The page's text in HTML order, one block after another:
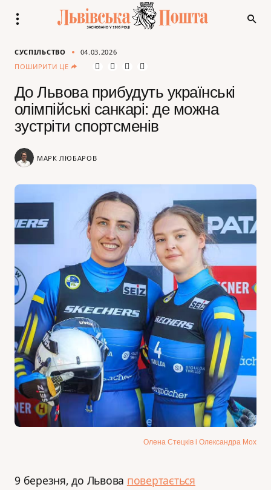
СУСПІЛЬСТВО
04.03.2026
ПОШИРИТИ ЦЕ
До Львова прибудуть українські
олімпійські санкарі: де можна
зустріти спортсменів
МАРК ЛЮБАРОВ
Олена Стецків і Олександра Мох
9 березня, до Львова повертається